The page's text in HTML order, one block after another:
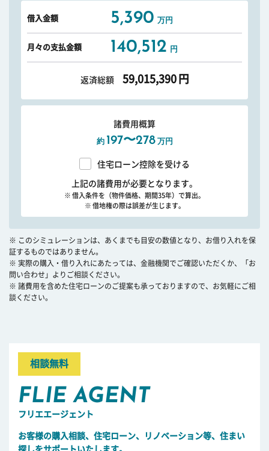
借入金額 5,390 万円
月々の支払金額 140,512 円
返済総額 59,015,390 円
諸費用概算
約 197〜278 万円
住宅ローン控除を受ける
上記の諸費用が必要となります。
※ 借入条件を（物件価格、期間35年）で算出。
※ 借地権の際は誤差が生じます。
※ このシミュレーションは、あくまでも目安の数値となり、お借り入れを保
証するものではありません。
※ 実際の購入・借り入れにあたっては、金融機関でご確認いただくか、「お
問い合わせ」よりご相談ください。
※ 諸費用を含めた住宅ローンのご提案も承っておりますので、お気軽にご相
談ください。
相談無料
FLIE AGENT
フリエエージェント
お客様の購入相談、住宅ローン、リノベーション等、住まい
探しをサポートいたします。